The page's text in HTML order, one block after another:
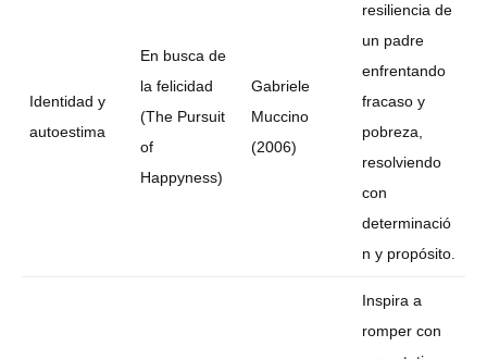
Identidad y
autoestima
En busca de
la felicidad
(The Pursuit
of
Happyness)
Gabriele
Muccino
(2006)
resiliencia de
un padre
enfrentando
fracaso y
pobreza,
resolviendo
con
determinació
n y propósito.
Inspira a
romper con